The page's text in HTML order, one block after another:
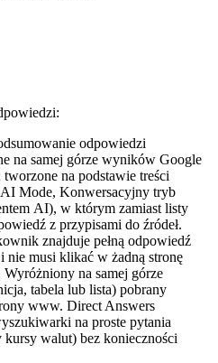
odpowiedzi
na samej górze wyników Google
na podstawie treści
AI Mode, Konwersacyjny tryb
AI), w którym zamiast listy
z przypisami do źródeł.
znajduje pełną odpowiedź
nie musi klikać w żadną stronę
Wyróżniony na samej górze
tabela lub lista) pobrany
www. Direct Answers
na proste pytania
walut) bez konieczności